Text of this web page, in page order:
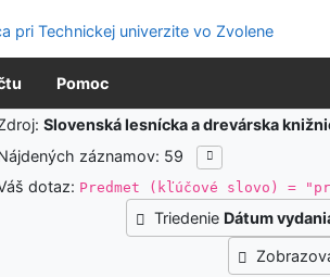
Pomoc
Slovenská lesnícka a drevárska
záznamov: 59
dotaz: Predmet (kľúčové slovo) =
Triedenie Dátum